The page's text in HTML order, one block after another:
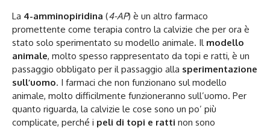
La 4-amminopiridina (4-AP) è un altro farmaco
promettente come terapia contro la calvizie che per ora è
stato solo sperimentato su modello animale. Ilmodello
animale, molto spesso rappresentato da topi e ratti, è un
passaggio obbligato per il passaggio alla sperimentazione
sull’uomo. I farmaci che non funzionano sul modello
animale, molto difficilmente funzioneranno sull’uomo. Per
quanto riguarda, la calvizie le cose sono un po’ più
complicate, perché i peli di topi e ratti non sono